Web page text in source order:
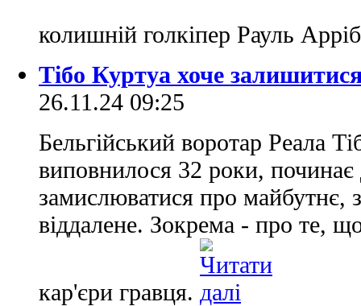
колишній голкіпер Рауль
Тібо Куртуа хоче
26.11.24 09:25
Бельгійський воротар Реала
виповнилося 32 роки, починає
замислюватися про
віддалене. Зокрема - про те,
кар'єри гравця.